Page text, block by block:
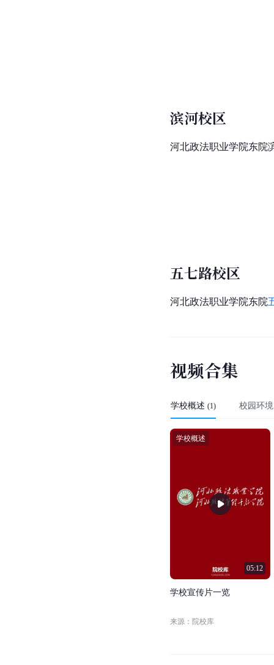
滨河校区
河北政法职业学院东院
五七路校区
河北政法职业学院东院
视频合集
学校概述 (1) 校园环境
05:12
学校概述
学校宣传片一览
来源：院校库